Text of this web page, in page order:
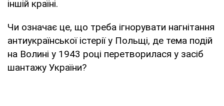
іншій країні.
Чи означає це, що треба ігнорувати нагнітання
антиукраїнської істерії у Польщі, де тема подій
на Волині у 1943 році перетворилася у засіб
шантажу України?